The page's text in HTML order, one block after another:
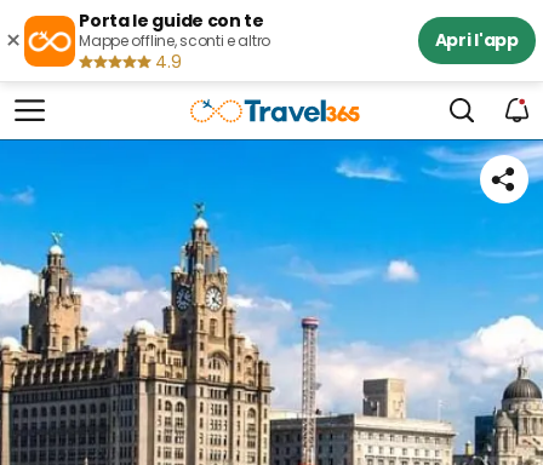
×
Porta le guide con te
Mappe offline, sconti e altro
4.9
Apri l'app